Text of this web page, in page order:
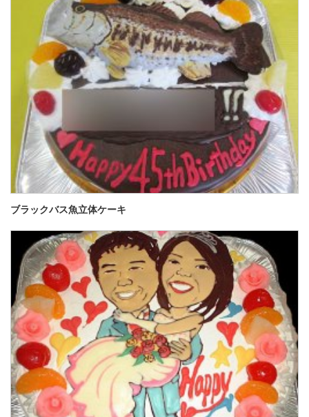
ブラックバス魚立体ケーキ